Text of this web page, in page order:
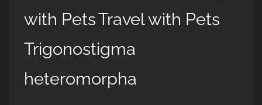
with PetsTravel with Pets
Trigonostigma
heteromorpha